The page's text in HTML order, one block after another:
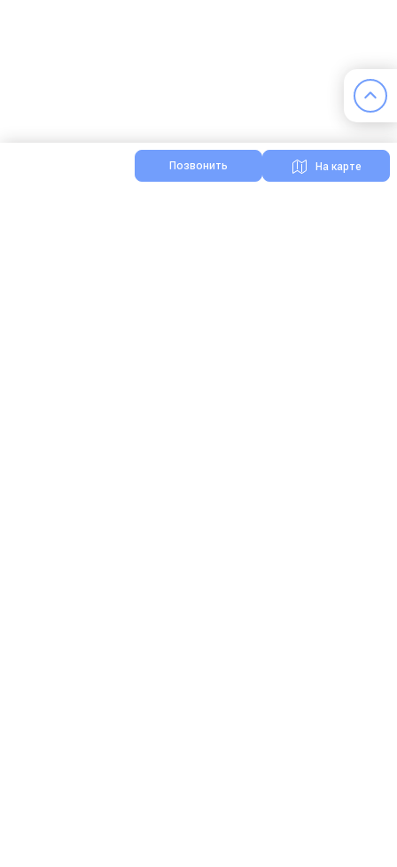
Позвонить На карте